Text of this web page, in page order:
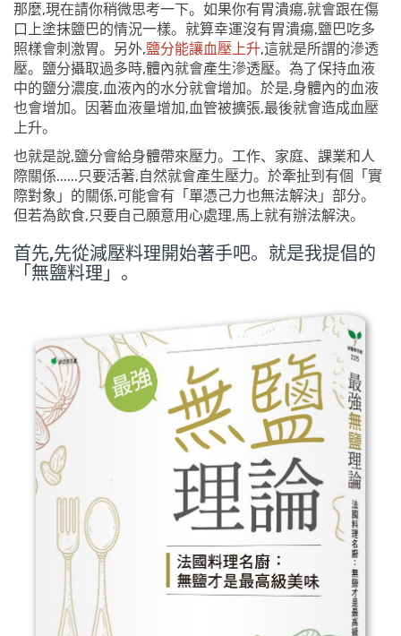
那麼,現在請你稍微思考一下。如果你有胃潰瘍,就會跟在傷
口上塗抹鹽巴的情況一樣。就算幸運沒有胃潰瘍,鹽巴吃多
照樣會刺激胃。另外,鹽分能讓血壓上升,這就是所謂的滲透
壓。鹽分攝取過多時,體內就會產生滲透壓。為了保持血液
中的鹽分濃度,血液內的水分就會增加。於是,身體內的血液
也會增加。因著血液量增加,血管被擴張,最後就會造成血壓
上升。
也就是說,鹽分會給身體帶來壓力。工作、家庭、課業和人
際關係......只要活著,自然就會產生壓力。於牽扯到有個「實
際對象」的關係,可能會有「單憑己力也無法解決」部分。
但若為飲食,只要自己願意用心處理,馬上就有辦法解決。
首先,先從減壓料理開始著手吧。就是我提倡的
「無鹽料理」。